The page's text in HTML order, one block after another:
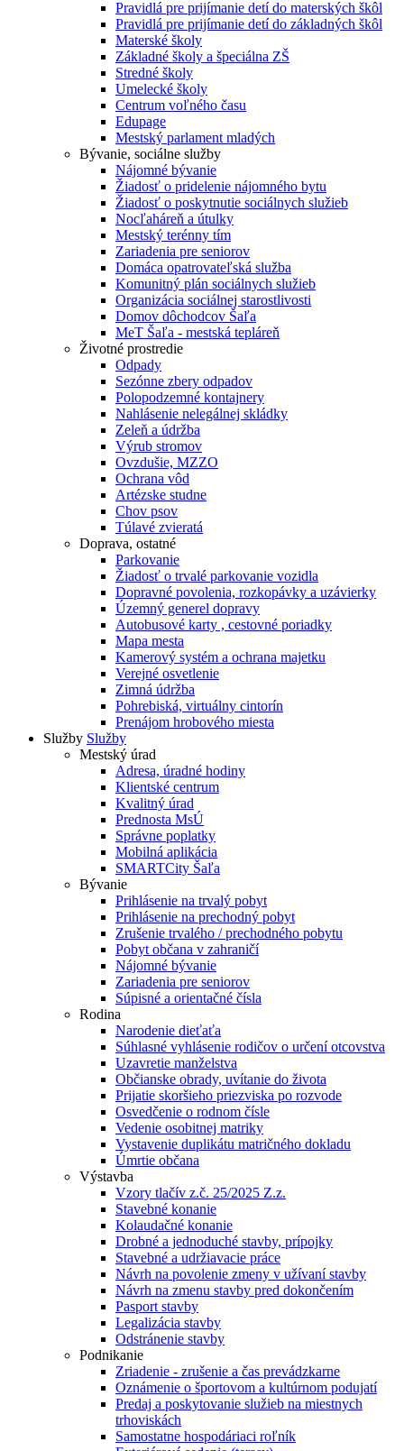
Pravidlá pre prijímanie detí do materských škôl
Pravidlá pre prijímanie detí do základných škôl
Materské školy
Základné školy a špeciálna ZŠ
Stredné školy
Umelecké školy
Centrum voľného času
Edupage
Mestský parlament mladých
Bývanie, sociálne služby
Nájomné bývanie
Žiadosť o pridelenie nájomného bytu
Žiadosť o poskytnutie sociálnych služieb
Nocľaháreň a útulky
Mestský terénny tím
Zariadenia pre seniorov
Domáca opatrovateľská služba
Komunitný plán sociálnych služieb
Organizácia sociálnej starostlivosti
Domov dôchodcov Šaľa
MeT Šaľa - mestská tepláreň
Životné prostredie
Odpady
Sezónne zbery odpadov
Polopodzemné kontajnery
Nahlásenie nelegálnej skládky
Zeleň a údržba
Výrub stromov
Ovzdušie, MZZO
Ochrana vôd
Artézske studne
Chov psov
Túlavé zvieratá
Doprava, ostatné
Parkovanie
Žiadosť o trvalé parkovanie vozidla
Dopravné povolenia, rozkopávky a uzávierky
Územný generel dopravy
Autobusové karty , cestovné poriadky
Mapa mesta
Kamerový systém a ochrana majetku
Verejné osvetlenie
Zimná údržba
Pohrebiská, virtuálny cintorín
Prenájom hrobového miesta
Služby Služby
Mestský úrad
Adresa, úradné hodiny
Klientské centrum
Kvalitný úrad
Prednosta MsÚ
Správne poplatky
Mobilná aplikácia
SMARTCity Šaľa
Bývanie
Prihlásenie na trvalý pobyt
Prihlásenie na prechodný pobyt
Zrušenie trvalého / prechodného pobytu
Pobyt občana v zahraničí
Nájomné bývanie
Zariadenia pre seniorov
Súpisné a orientačné čísla
Rodina
Narodenie dieťaťa
Súhlasné vyhlásenie rodičov o určení otcovstva
Uzavretie manželstva
Občianske obrady, uvítanie do života
Prijatie skoršieho priezviska po rozvode
Osvedčenie o rodnom čísle
Vedenie osobitnej matriky
Vystavenie duplikátu matričného dokladu
Úmrtie občana
Výstavba
Vzory tlačív z.č. 25/2025 Z.z.
Stavebné konanie
Kolaudačné konanie
Drobné a jednoduché stavby, prípojky
Stavebné a udržiavacie práce
Návrh na povolenie zmeny v užívaní stavby
Návrh na zmenu stavby pred dokončením
Pasport stavby
Legalizácia stavby
Odstránenie stavby
Podnikanie
Zriadenie - zrušenie a čas prevádzkarne
Oznámenie o športovom a kultúrnom podujatí
Predaj a poskytovanie služieb na miestnych
trhoviskách
Samostatne hospodáriaci roľník